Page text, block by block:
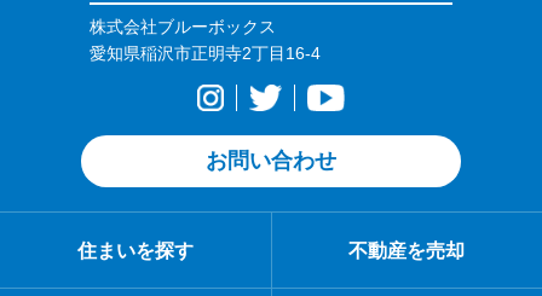
株式会社ブルーボックス
愛知県稲沢市正明寺2丁目16-4
お問い合わせ
住まいを探す 不動産を売却